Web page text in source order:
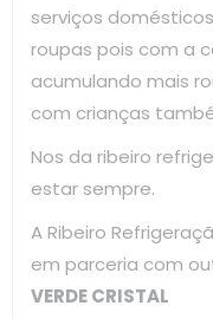
serviços
roupas pois com a
acumulando mais
com crianças
Nos da ribeiro
estar sempre.
A Ribeiro
em parceria com
VERDE CRISTAL